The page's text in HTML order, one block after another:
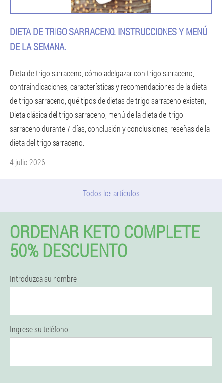
DIETA DE TRIGO SARRACENO. INSTRUCCIONES Y MENÚ
DE LA SEMANA.
Dieta de trigo sarraceno, cómo adelgazar con trigo sarraceno,
contraindicaciones, características y recomendaciones de la dieta
de trigo sarraceno, qué tipos de dietas de trigo sarraceno existen,
Dieta clásica del trigo sarraceno, menú de la dieta del trigo
sarraceno durante 7 días, conclusión y conclusiones, reseñas de la
dieta del trigo sarraceno.
4 julio 2026
Todos los artículos
ORDENAR KETO COMPLETE
50% DESCUENTO
Introduzca su nombre
Ingrese su teléfono